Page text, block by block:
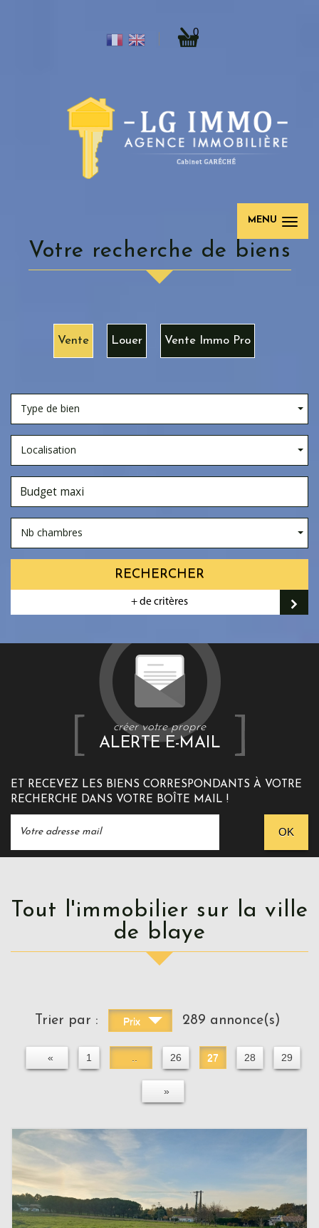
0
MENU
Votre recherche de biens
Vente Louer Vente Immo Pro
Type de bien
Localisation
Nb chambres
RECHERCHER
+ de critères
créer votre propre
ALERTE E-MAIL
ET RECEVEZ LES BIENS CORRESPONDANTS À VOTRE
RECHERCHE DANS VOTRE BOÎTE MAIL !
OK
Tout l'immobilier sur la ville
de blaye
Trier par : Prix 289 annonce(s)
« 1 .. 26 27 28 29
»